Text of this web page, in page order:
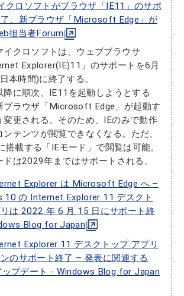
クロソフトがブラウザ「IE11」のサポ
、新ブラウザ「Microsoft Edge」が
担当者Forum
イクロソフトは、ウェブブラウサ
Explorer(IE)11」のサポートを6月
本時間)に終了する。
降に順次、IE11を起動しようとする
ブラウザ「Microsoft Edge」が起動す
変更される。そのため、IEのみで動作
ンテンツが閲覧できなくなる。ただ、
搭載する「IEモード」で閲覧は可能。
ドは2029年まではサポートされる。
Explorer は Microsoft Edge へ –
10 の Internet Explorer 11 デスクト
は 2022 年 6 月 15 日にサポート終
Blog for Japan
Explorer 11 デスクトップ アプリ
のサポート終了 – 発表に関連する
ップデート - Windows Blog for Japan